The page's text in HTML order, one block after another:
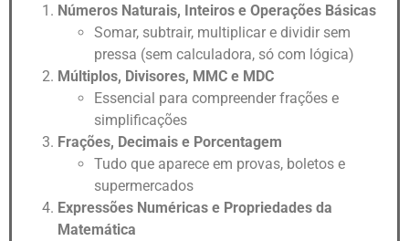
Números Naturais, Inteiros e Operações Básicas
Somar, subtrair, multiplicar e dividir sem
pressa (sem calculadora, só com lógica)
Múltiplos, Divisores, MMC e MDC
Essencial para compreender frações e
simplificações
Frações, Decimais e Porcentagem
Tudo que aparece em provas, boletos e
supermercados
Expressões Numéricas e Propriedades da
Matemática